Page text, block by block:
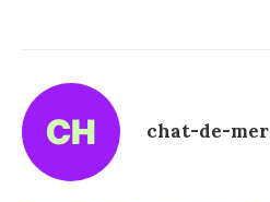
chat-de-mer